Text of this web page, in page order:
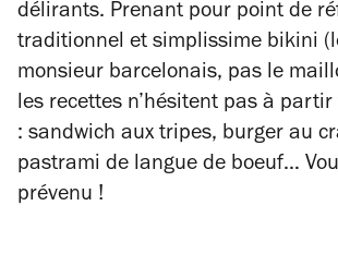
délirants. Prenant pour point de
traditionnel et simplissime bikini
monsieur barcelonais, pas le
les recettes n’hésitent pas à
: sandwich aux tripes, burger au
pastrami de langue de boeuf…
prévenu !